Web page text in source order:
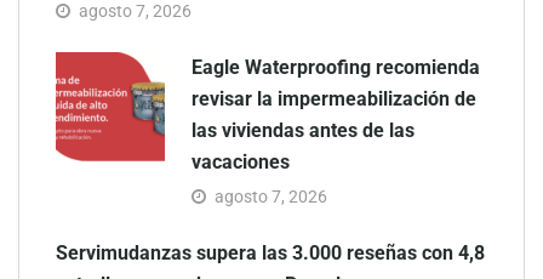
agosto 7, 2026
Eagle Waterproofing recomienda
revisar la impermeabilización de
las viviendas antes de las
vacaciones
agosto 7, 2026
Servimudanzas supera las 3.000 reseñas con 4,8